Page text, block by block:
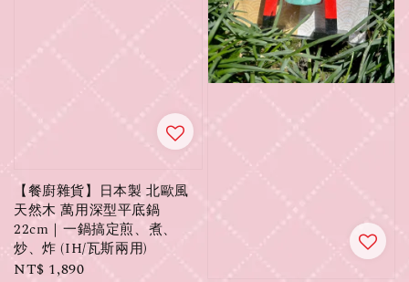
【餐廚雜貨】日本製 北歐風
天然木 萬用深型平底鍋
22cm｜一鍋搞定煎、煮、
炒、炸 (IH/瓦斯兩用)
Regular
NT$ 1,890